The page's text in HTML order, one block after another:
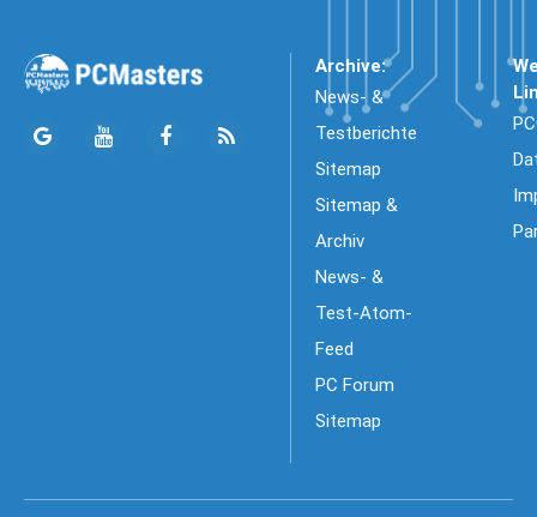
Archive:
News- &
Testberichte
Sitemap
Sitemap &
Archiv
News- &
Test-Atom-
Feed
PC Forum
Sitemap